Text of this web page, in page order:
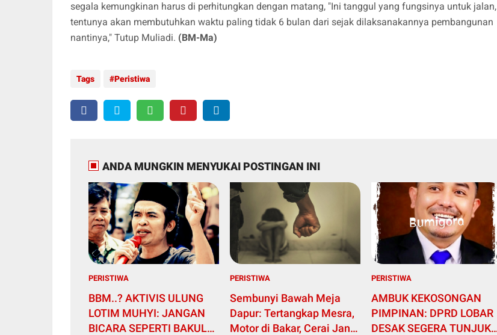
segala kemungkinan harus di perhitungkan dengan matang, "Ini tanggul yang fungsinya untuk jalan,
tentunya akan membutuhkan waktu paling tidak 6 bulan dari sejak dilaksanakannya pembangunan
nantinya," Tutup Muliadi. (BM-Ma)
Tags Peristiwa
ANDA MUNGKIN MENYUKAI POSTINGAN INI
PERISTIWA
BBM..? AKTIVIS ULUNG
LOTIM MUHYI: JANGAN
BICARA SEPERTI BAKUL
PERISTIWA
Sembunyi Bawah Meja
Dapur: Tertangkap Mesra,
Motor di Bakar, Cerai Janji
PERISTIWA
AMBUK KEKOSONGAN
PIMPINAN: DPRD LOBAR
DESAK SEGERA TUNJUK